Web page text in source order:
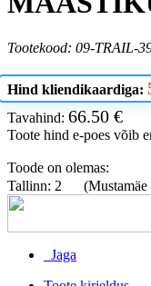
Tootekood: 09-TRAIL-
Hind kliendikaardiga:
Tavahind: 66.50 €
Toote hind e-poes võib
Toode on olemas:
Tallinn: 2
(Mustamäe
Jaga